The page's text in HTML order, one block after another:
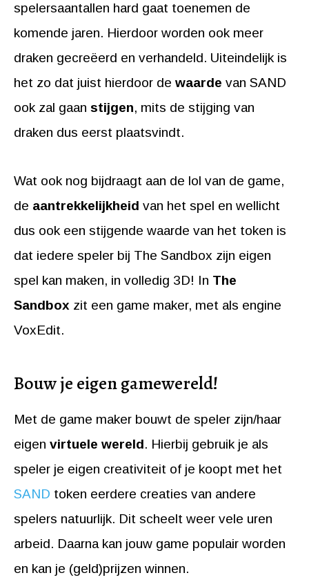
spelersaantallen hard gaat toenemen de
komende jaren. Hierdoor worden ook meer
draken gecreëerd en verhandeld. Uiteindelijk is
het zo dat juist hierdoor de waarde van SAND
ook zal gaan stijgen, mits de stijging van
draken dus eerst plaatsvindt.
Wat ook nog bijdraagt aan de lol van de game,
de aantrekkelijkheid van het spel en wellicht
dus ook een stijgende waarde van het token is
dat iedere speler bij The Sandbox zijn eigen
spel kan maken, in volledig 3D! In The
Sandbox zit een game maker, met als engine
VoxEdit.
Bouw je eigen gamewereld!
Met de game maker bouwt de speler zijn/haar
eigen virtuele wereld. Hierbij gebruik je als
speler je eigen creativiteit of je koopt met het
SAND token eerdere creaties van andere
spelers natuurlijk. Dit scheelt weer vele uren
arbeid. Daarna kan jouw game populair worden
en kan je (geld)prijzen winnen.